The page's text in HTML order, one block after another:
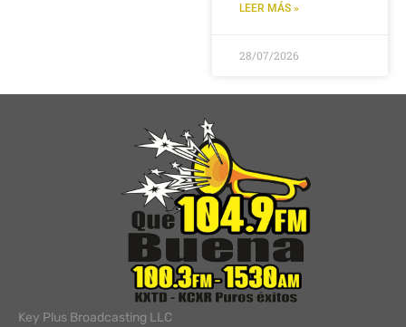
LEER MÁS »
28/07/2026
Key Plus Broadcasting LLC